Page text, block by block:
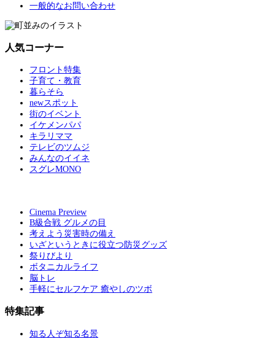
一般的なお問い合わせ
人気コーナー
フロント特集
子育て・教育
暮らそら
newスポット
街のイベント
イケメンパパ
キラリママ
テレビのツムジ
みんなのイイネ
スグレMONO
Cinema Preview
B級合戦 グルメの目
考えよう災害時の備え
いざというときに役立つ防災グッズ
祭りびより
ボタニカルライフ
脳トレ
手軽にセルフケア 癒やしのツボ
特集記事
知る人ぞ知る名景